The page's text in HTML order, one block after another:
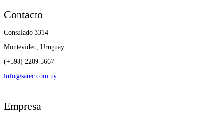
Contacto
Consulado 3314
Montevideo, Uruguay
(+598) 2209 5667
info@satec.com.uy
Empresa